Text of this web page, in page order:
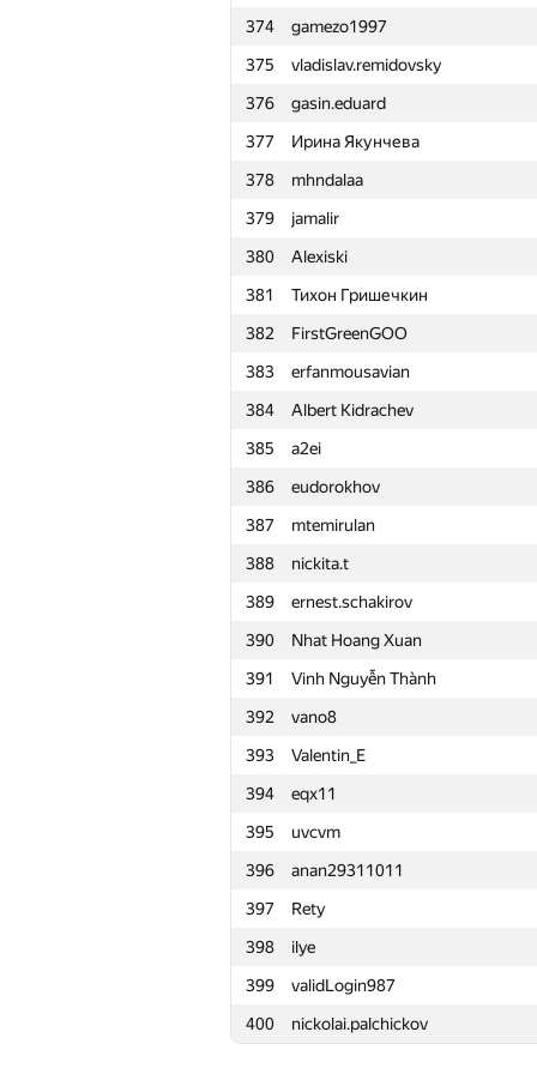
374
gamezo1997
375
vladislav.remidovsky
376
gasin.eduard
377
Ирина Якунчева
378
mhndalaa
379
jamalir
380
Alexiski
381
Тихон Гришечкин
382
FirstGreenGOO
383
erfanmousavian
384
Albert Kidrachev
385
a2ei
386
eudorokhov
387
mtemirulan
388
nickita.t
389
ernest.schakirov
390
Nhat Hoang Xuan
391
Vinh Nguyễn Thành
392
vano8
393
Valentin_E
394
eqx11
395
uvcvm
396
anan29311011
397
Rety
398
ilye
399
validLogin987
400
nickolai.palchickov
351 arafat01
352
Ja.dima.jakovlev
353
askerov20162000
354
timostar19
355
000 Anatoly Tolstobrov
356
sale-marino
357
tyomasr
358
boris.starkow
359
eduard.dokhuzhev
360
lebronua2013
361
Radoslav Dimitrov
362
Levon Muradyan
363
katsam@passap.ru
364
yury.grushetsky
365
heyshb
366
KungA
367
Temurbek Khujaev
368
neonomaly.x
369
jeka.melnikov.don.ua
370
batony4
371
vkozin97
372
m-muzafarov
373
Владимир Лесков
374
gamezo1997
375
vladislav.remidovsky
376
gasin.eduard
377
Ирина Якунчева